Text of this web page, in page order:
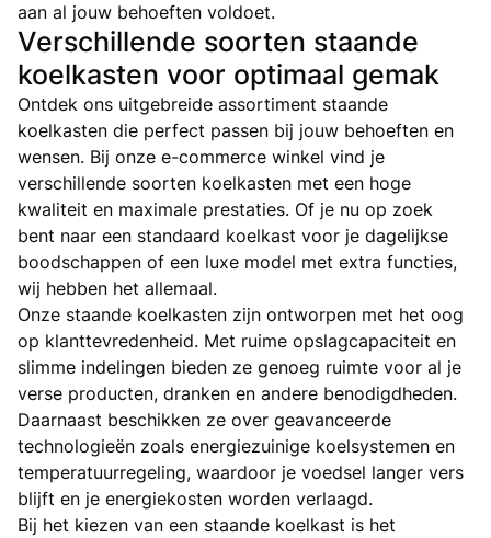
aan al jouw behoeften voldoet.
Verschillende soorten staande
koelkasten voor optimaal gemak
Ontdek ons uitgebreide assortiment staande
koelkasten die perfect passen bij jouw behoeften en
wensen. Bij onze e-commerce winkel vind je
verschillende soorten koelkasten met een hoge
kwaliteit en maximale prestaties. Of je nu op zoek
bent naar een standaard koelkast voor je dagelijkse
boodschappen of een luxe model met extra functies,
wij hebben het allemaal.
Onze staande koelkasten zijn ontworpen met het oog
op klanttevredenheid. Met ruime opslagcapaciteit en
slimme indelingen bieden ze genoeg ruimte voor al je
verse producten, dranken en andere benodigdheden.
Daarnaast beschikken ze over geavanceerde
technologieën zoals energiezuinige koelsystemen en
temperatuurregeling, waardoor je voedsel langer vers
blijft en je energiekosten worden verlaagd.
Bij het kiezen van een staande koelkast is het